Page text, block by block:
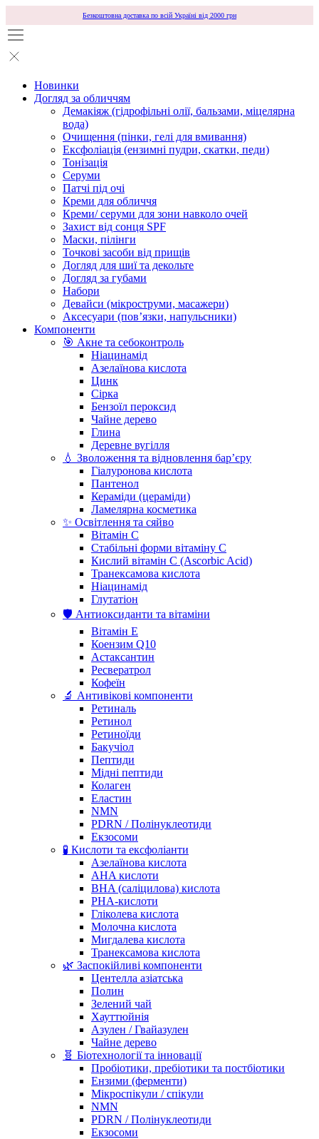
Безкоштовна доставка по всій Україні від 2000 грн
Новинки
Догляд за обличчям
Демакіяж (гідрофільні олії, бальзами, міцелярна
вода)
Очищення (пінки, гелі для вмивання)
Ексфоліація (ензимні пудри, скатки, педи)
Тонізація
Серуми
Патчі під очі
Креми для обличчя
Креми/ серуми для зони навколо очей
Захист від сонця SPF
Маски, пілінги
Точкові засоби від прищів
Догляд для шиї та декольте
Догляд за губами
Набори
Девайси (мікроструми, масажери)
Аксесуари (повʼязки, напульсники)
Компоненти
🎯 Акне та себоконтроль
Ніацинамід
Азелаїнова кислота
Цинк
Сірка
Бензоїл пероксид
Чайне дерево
Глина
Деревне вугілля
💧 Зволоження та відновлення бар’єру
Гіалуронова кислота
Пантенол
Кераміди (цераміди)
Ламелярна косметика
✨ Освітлення та сяйво
Вітамін С
Стабільні форми вітаміну С
Кислий вітамін С (Ascorbic Acid)
Транексамова кислота
Ніацинамід
Глутатіон
🛡️ Антиоксиданти та вітаміни
Вітамін Е
Коензим Q10
Астаксантин
Ресвератрол
Кофеїн
🔬 Антивікові компоненти
Ретиналь
Ретинол
Ретиноїди
Бакучіол
Пептиди
Мідні пептиди
Колаген
Еластин
NMN
PDRN / Полінуклеотиди
Екзосоми
🧪 Кислоти та ексфоліанти
Азелаїнова кислота
AHA кислоти
BHA (саліцилова) кислота
PHA-кислоти
Гліколева кислота
Молочна кислота
Мигдалева кислота
Транексамова кислота
🌿 Заспокійливі компоненти
Центелла азіатська
Полин
Зелений чай
Хауттюйнія
Азулен / Гвайазулен
Чайне дерево
🧬 Біотехнології та інновації
Пробіотики, пребіотики та постбіотики
Ензими (ферменти)
Мікроспікули / спікули
NMN
PDRN / Полінуклеотиди
Екзосоми